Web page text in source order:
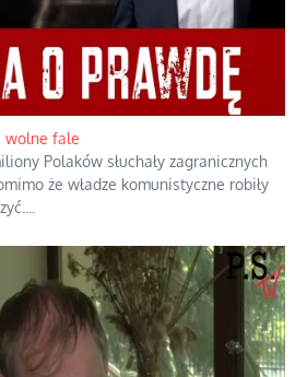
wolne fale
Polaków słuchały zagranicznych
że władze komunistyczne robiły